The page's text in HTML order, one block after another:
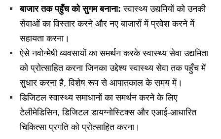
बाजारतकपहुँचकोसुगमबनाना: स्वास्थ्य उद्यमियों को उनकी
सेवाओं का विस्तार करने और नए बाजारों में प्रवेश करने में
सहायता करना।
ऐसे नवोन्मेषी व्यवसायों का समर्थन करके स्वास्थ्य सेवा उद्यमिता
को प्रोत्साहित करना जिनका उद्देश्य स्वास्थ्य सेवा तक पहुँच में
सुधार करना है, विशेष रूप से आपातकाल के समय में।
डिजिटल स्वास्थ्य समाधानों का समर्थन करने के लिए
टेलीमेडिसिन, डिजिटल डायग्नोस्टिक्स और एआई-आधारित
चिकित्सा प्रगति को प्रोत्साहित करना।